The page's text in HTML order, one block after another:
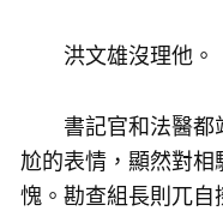
洪文雄沒理他。
書記官和法醫都
尬的表情，顯然對
愧。勘查組長則兀自